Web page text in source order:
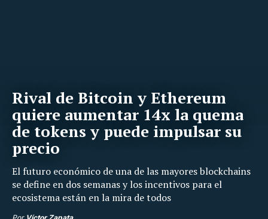
Rival de Bitcoin y Ethereum
quiere aumentar 14x la quema
de tokens y puede impulsar su
precio
El futuro económico de una de las mayores blockchains
se define en dos semanas y los incentivos para el
ecosistema están en la mira de todos
Por Víctor Zapata